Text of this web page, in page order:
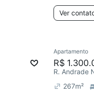
Ver
Apartamento
R$
R. Andrade
267m²